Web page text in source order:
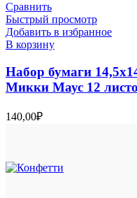
Сравнить
Быстрый просмотр
Добавить в избранное
В корзину
Набор бумаги
Микки Маус 12
140,00₽